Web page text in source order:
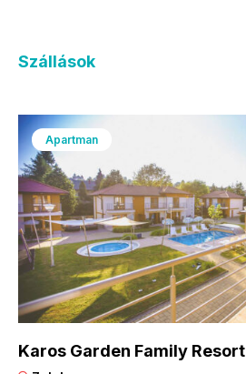
Szállások
Apartman
Karos Garden Family Resort